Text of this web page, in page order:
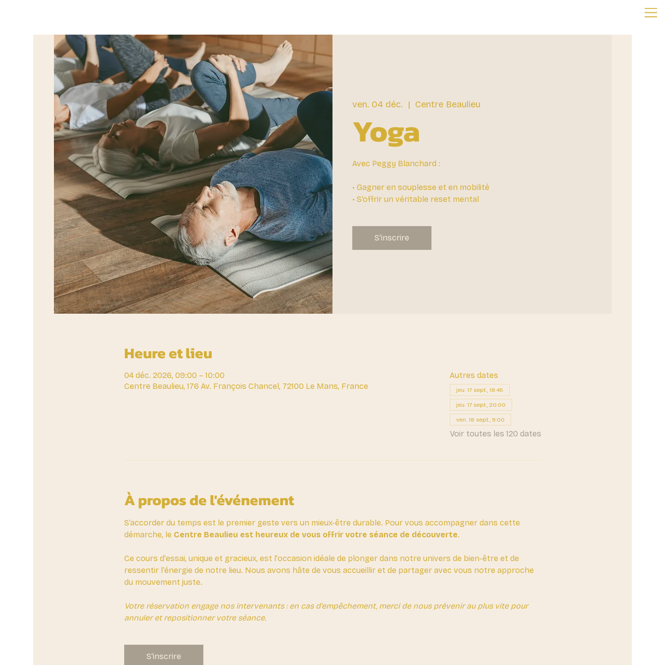
ven. 04 déc.
  |
Centre Beaulieu
Yoga
Avec Peggy Blanchard :
• Gagner en souplesse et en mobilité
• S’offrir un véritable reset mental
S'inscrire
Heure et lieu
04 déc. 2026, 09:00 – 10:00
Centre Beaulieu, 176 Av. François Chancel, 72100 Le Mans, France
Autres dates
jeu. 17 sept., 18:45
jeu. 17 sept., 20:00
ven. 18 sept., 9:00
Voir toutes les 120 dates
À propos de l'événement
S’accorder du temps est le premier geste vers un mieux-être durable. Pour vous accompagner dans cette
démarche, le Centre Beaulieu est heureux de vous offrir votre séance de découverte.
Ce cours d'essai, unique et gracieux, est l'occasion idéale de plonger dans notre univers de bien-être et de
ressentir l'énergie de notre lieu. Nous avons hâte de vous accueillir et de partager avec vous notre approche
du mouvement juste.
Votre réservation engage nos intervenants : en cas d'empêchement, merci de nous prévenir au plus vite pour
annuler et repositionner votre séance.
S'inscrire